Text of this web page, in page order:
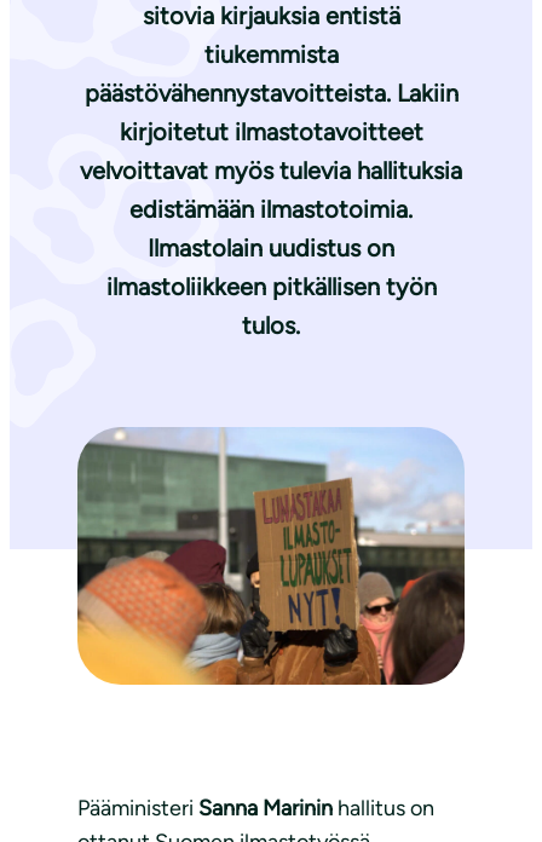
sitovia kirjauksia entistä
tiukemmista
päästövähennystavoitteista. Lakiin
kirjoitetut ilmastotavoitteet
velvoittavat myös tulevia hallituksia
edistämään ilmastotoimia.
Ilmastolain uudistus on
ilmastoliikkeen pitkällisen työn
tulos.
Pääministeri Sanna Marinin hallitus on